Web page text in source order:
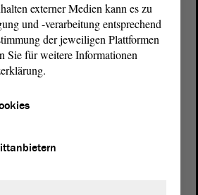
externer Medien kann es zu
und -verarbeitung entsprechend
der jeweiligen Plattformen
Sie für weitere Informationen